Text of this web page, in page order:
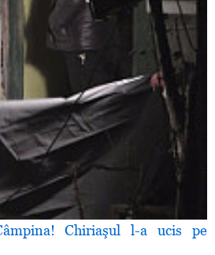
Chiriaşul l-a ucis pe